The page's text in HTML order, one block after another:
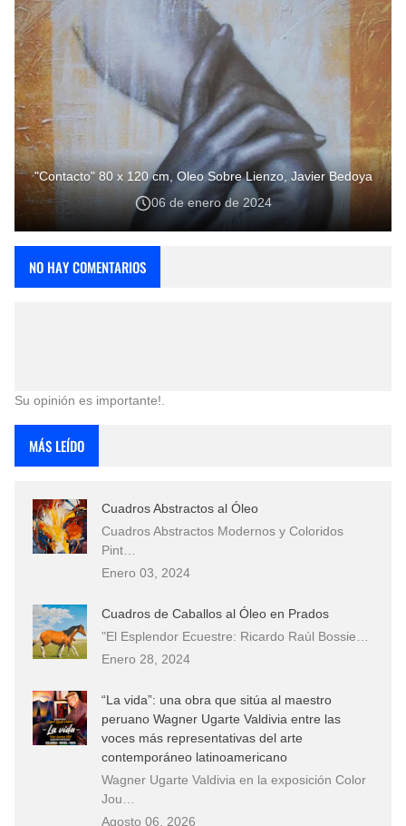
"Contacto" 80 x 120 cm, Oleo Sobre Lienzo, Javier Bedoya
06 de enero de 2024
NO HAY COMENTARIOS
Su opinión es importante!.
MÁS LEÍDO
Cuadros Abstractos al Óleo
Cuadros Abstractos Modernos y Coloridos
Pint…
Enero 03, 2024
Cuadros de Caballos al Óleo en Prados
"El Esplendor Ecuestre: Ricardo Raúl Bossie…
Enero 28, 2024
“La vida”: una obra que sitúa al maestro
peruano Wagner Ugarte Valdivia entre las
voces más representativas del arte
contemporáneo latinoamericano
Wagner Ugarte Valdivia en la exposición Color
Jou…
Agosto 06, 2026